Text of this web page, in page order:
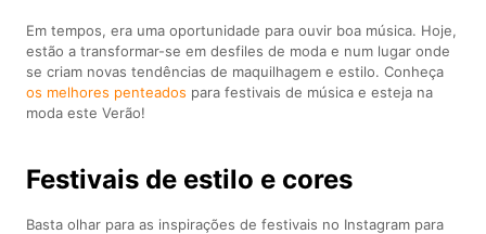
Em tempos, era uma oportunidade para ouvir boa música. Hoje,
estão a transformar-se em desfiles de moda e num lugar onde
se criam novas tendências de maquilhagem e estilo. Conheça
os melhores penteados para festivais de música e esteja na
moda este Verão!
Festivais de estilo e cores
Basta olhar para as inspirações de festivais no Instagram para